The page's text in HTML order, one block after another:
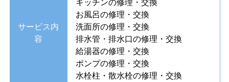
サービス内
容
お風呂の修理・交換
洗面所の修理・交換
排水管・排水口の修理・交換
給湯器の修理・交換
ポンプの修理・交換
水栓柱・散水栓の修理・交換